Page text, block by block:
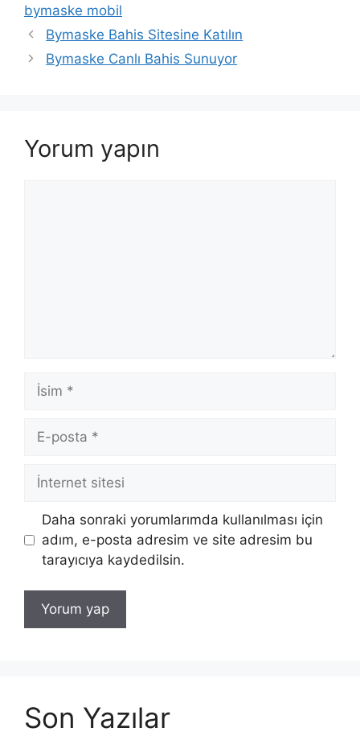
bymaske mobil
Yazı
dolaşımı
Bymaske Bahis Sitesine Katılın
Bymaske Canlı Bahis Sunuyor
Yorum yapın
İsim
posta
İnternet
sitesi
Daha sonraki yorumlarımda kullanılması için
adım, e-posta adresim ve site adresim bu
tarayıcıya kaydedilsin.
Son Yazılar